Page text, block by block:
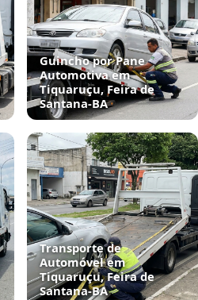
Guincho por Pane
Automotiva em
Tiquaruçu, Feira de
Santana‑BA
Transporte de
Automóvel em
Tiquaruçu, Feira de
Santana‑BA